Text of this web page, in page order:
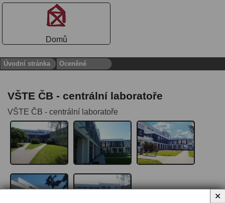
Domů
Úvodní stránka Oceněné
VŠTE ČB - centrální laboratoře
VŠTE ČB - centrální laboratoře
✕